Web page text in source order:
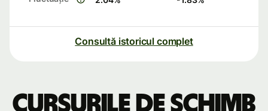
Consultă istoricul complet
Cursurile de schimb